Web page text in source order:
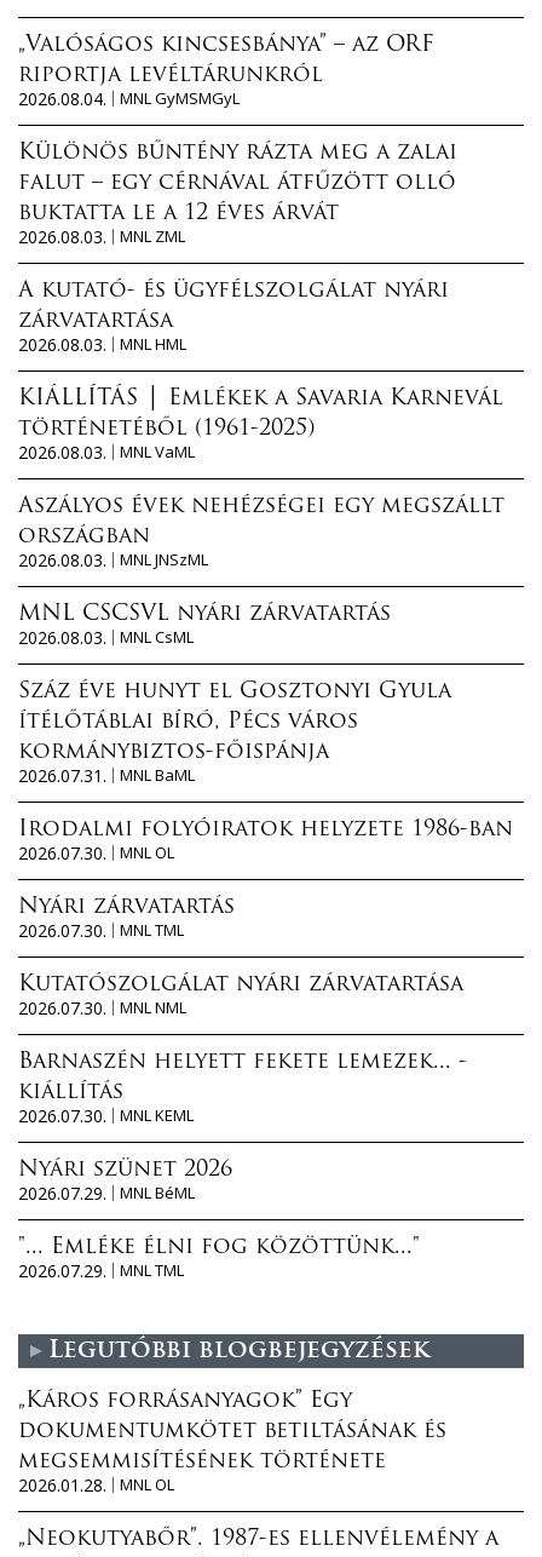
„Valóságos kincsesbánya” – az ORF
riportja levéltárunkról
2026.08.04.
MNL GyMSMGyL
Különös bűntény rázta meg a zalai
falut – egy cérnával átfűzött olló
buktatta le a 12 éves árvát
2026.08.03.
MNL ZML
A kutató- és ügyfélszolgálat nyári
zárvatartása
2026.08.03.
MNL HML
KIÁLLÍTÁS │ Emlékek a Savaria Karnevál
történetéből (1961-2025)
2026.08.03.
MNL VaML
Aszályos évek nehézségei egy megszállt
országban
2026.08.03.
MNL JNSzML
MNL CSCSVL nyári zárvatartás
2026.08.03.
MNL CsML
Száz éve hunyt el Gosztonyi Gyula
ítélőtáblai bíró, Pécs város
kormánybiztos-főispánja
2026.07.31.
MNL BaML
Irodalmi folyóiratok helyzete 1986-ban
2026.07.30.
MNL OL
Nyári zárvatartás
2026.07.30.
MNL TML
Kutatószolgálat nyári zárvatartása
2026.07.30.
MNL NML
Barnaszén helyett fekete lemezek... -
kiállítás
2026.07.30.
MNL KEML
Nyári szünet 2026
2026.07.29.
MNL BéML
"... Emléke élni fog közöttünk..."
2026.07.29.
MNL TML
Legutóbbi blogbejegyzések
„Káros forrásanyagok” Egy
dokumentumkötet betiltásának és
megsemmisítésének története
2026.01.28.
MNL OL
„Neokutyabőr”. 1987-es ellenvélemény a